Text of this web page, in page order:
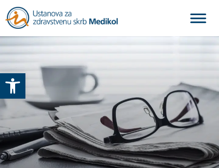
Otvori alatnu traku